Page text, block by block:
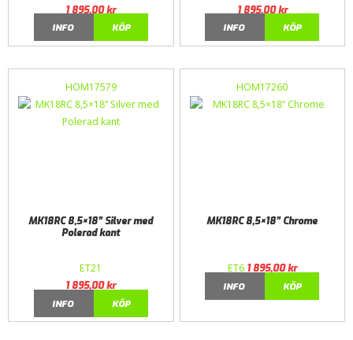
1 895,00kr
INFO
KÖP
1 895,00kr
INFO
KÖP
HOM17579
MK18RC 8,5×18” Silver med
Polerad kant
ET21
1 895,00kr
INFO
KÖP
HOM17260
MK18RC 8,5×18” Chrome
ET6 1 895,00kr
INFO
KÖP